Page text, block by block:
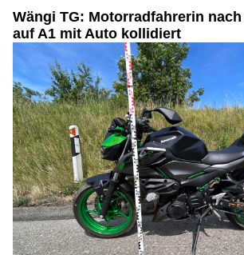
Wängi TG: Motorradfahrerin
auf A1 mit Auto kollidiert